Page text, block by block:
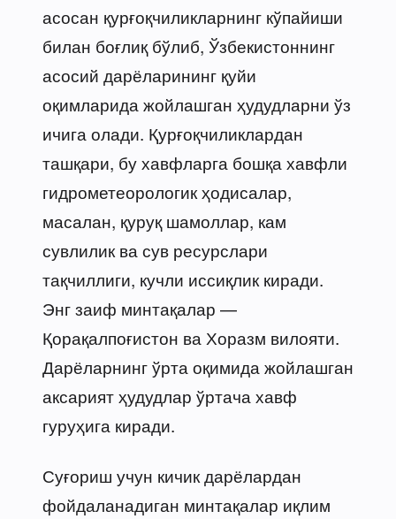
асосан қурғоқчиликларнинг кўпайиши
билан боғлиқ бўлиб, Ўзбекистоннинг
асосий дарёларининг қуйи
оқимларида жойлашган ҳудудларни ўз
ичига олади. Қурғоқчиликлардан
ташқари, бу хавфларга бошқа хавфли
гидрометеорологик ҳодисалар,
масалан, қуруқ шамоллар, кам
сувлилик ва сув ресурслари
тақчиллиги, кучли иссиқлик киради.
Энг заиф минтақалар —
Қорақалпоғистон ва Хоразм вилояти.
Дарёларнинг ўрта оқимида жойлашган
аксарият ҳудудлар ўртача хавф
гуруҳига киради.
Суғориш учун кичик дарёлардан
фойдаланадиган минтақалар иқлим